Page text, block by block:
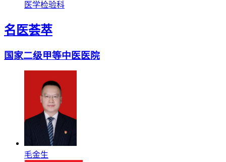
医学检验科
名医荟萃
国家二级甲等中医医院
毛金生